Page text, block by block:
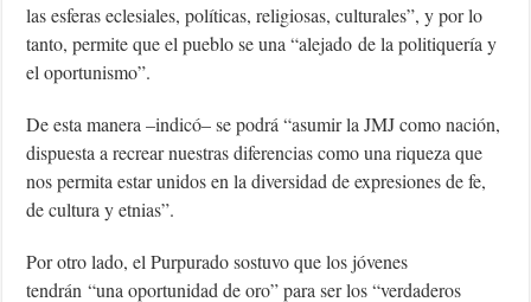
las esferas eclesiales, políticas, religiosas, culturales”, y por lo
tanto, permite que el pueblo se una “alejado de la politiquería y
el oportunismo”.
De esta manera –indicó– se podrá “asumir la JMJ como nación,
dispuesta a recrear nuestras diferencias como una riqueza que
nos permita estar unidos en la diversidad de expresiones de fe,
de cultura y etnias”.
Por otro lado, el Purpurado sostuvo que los jóvenes
tendrán “una oportunidad de oro” para ser los “verdaderos